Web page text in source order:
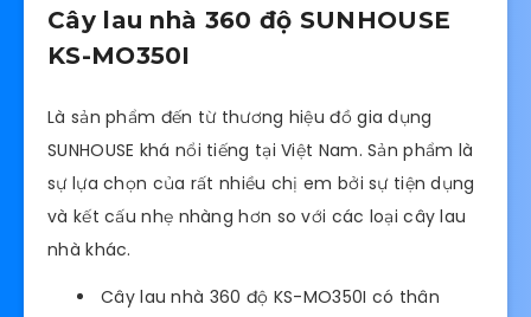
Cây lau nhà 360 độ SUNHOUSE
KS-MO350I
Là sản phẩm đến từ thương hiệu đồ gia dụng
SUNHOUSE khá nổi tiếng tại Việt Nam. Sản phẩm là
sự lựa chọn của rất nhiều chị em bởi sự tiện dụng
và kết cấu nhẹ nhàng hơn so với các loại cây lau
nhà khác.
Cây lau nhà 360 độ KS-MO350I có thân